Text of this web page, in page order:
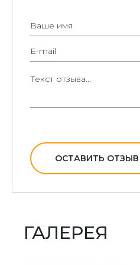
долговечность,
покрытием не поддается
и низких температур;
оригинальный дизайн,
ОСТАВИТЬ ОТЗЫВ
ГАЛЕРЕЯ